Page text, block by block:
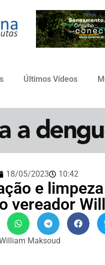
Últimos Vídeos
18/05/2023 10:42
e
vereador
Maksoud